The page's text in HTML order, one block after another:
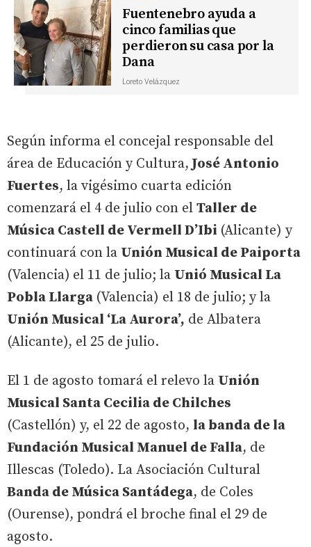
Fuentenebro ayuda a
cinco familias que
perdieron su casa por la
Dana
Loreto Velázquez
Según informa el concejal responsable del
área de Educación y Cultura, José Antonio
Fuertes, la vigésimo cuarta edición
comenzará el 4 de julio con el Taller de
Música Castell de Vermell D’Ibi (Alicante) y
continuará con la Unión Musical de Paiporta
(Valencia) el 11 de julio; la Unió Musical La
Pobla Llarga (Valencia) el 18 de julio; y la
Unión Musical ‘La Aurora’, de Albatera
(Alicante), el 25 de julio.
El 1 de agosto tomará el relevo la Unión
Musical Santa Cecilia de Chilches
(Castellón) y, el 22 de agosto, la banda de la
Fundación Musical Manuel de Falla, de
Illescas (Toledo). La Asociación Cultural
Banda de Música Santádega, de Coles
(Ourense), pondrá el broche final el 29 de
agosto.